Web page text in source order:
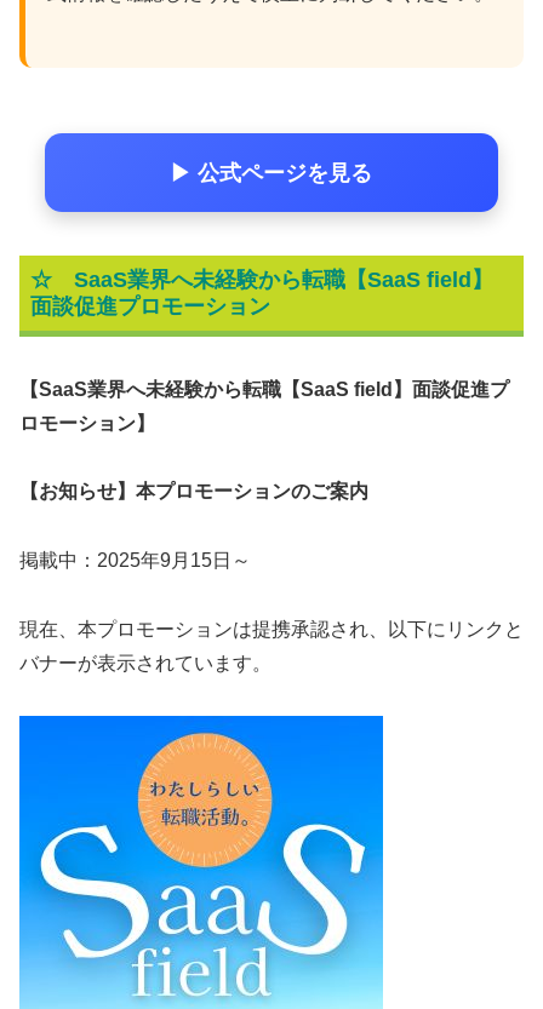
▶ 公式ページを見る
☆ SaaS業界へ未経験から転職【SaaS field】
面談促進プロモーション
【SaaS業界へ未経験から転職【SaaS field】面談促進プ
ロモーション】
【お知らせ】本プロモーションのご案内
掲載中：2025年9月15日～
現在、本プロモーションは提携承認され、以下にリンクと
バナーが表示されています。